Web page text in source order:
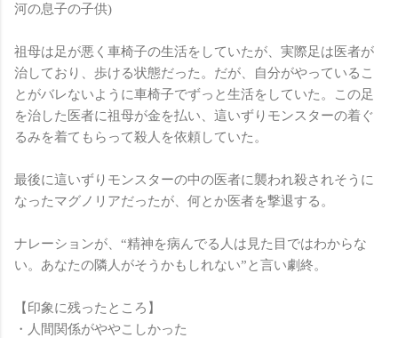
河の息子の子供)
祖母は足が悪く車椅子の生活をしていたが、実際足は医者が
治しており、歩ける状態だった。だが、自分がやっているこ
とがバレないように車椅子でずっと生活をしていた。この足
を治した医者に祖母が金を払い、這いずりモンスターの着ぐ
るみを着てもらって殺人を依頼していた。
最後に這いずりモンスターの中の医者に襲われ殺されそうに
なったマグノリアだったが、何とか医者を撃退する。
ナレーションが、“精神を病んでる人は見た目ではわからな
い。あなたの隣人がそうかもしれない”と言い劇終。
【印象に残ったところ】
・人間関係がややこしかった